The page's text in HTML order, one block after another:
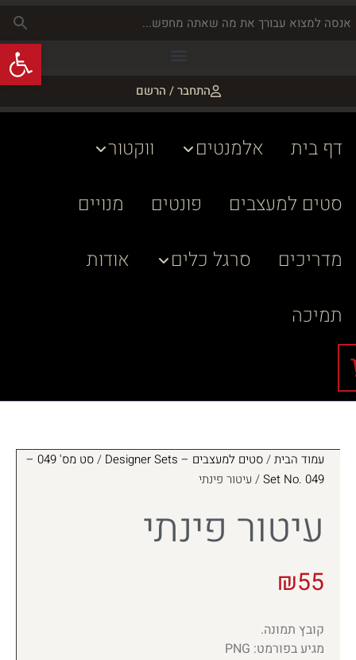
התחבר / הרשם
דף בית אלמנטים
ווקטור
סטים למעצבים
פונטים
מנויים
מדריכים
סרגל כלים
אודות
תמיכה
עמוד הבית/סטים למעצבים – Designer Sets /
סט מס' 049 –
Set No. 049/ עיטור פינתי
עיטור פינתי
₪55
קובץ תמונה.
מגיע בפורמט: PNG